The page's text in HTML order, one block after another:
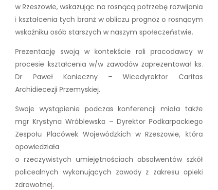
w Rzeszowie, wskazując na rosnącą potrzebę rozwijania
i kształcenia tych branż w obliczu prognoz o rosnącym
wskaźniku osób starszych w naszym społeczeństwie.
Prezentację swoją w kontekście roli pracodawcy w
procesie kształcenia w/w zawodów zaprezentował ks.
Dr Paweł Konieczny – Wicedyrektor Caritas
Archidiecezji Przemyskiej.
Swoje wystąpienie podczas konferencji miała także
mgr Krystyna Wróblewska – Dyrektor Podkarpackiego
Zespołu Placówek Wojewódzkich w Rzeszowie, która
opowiedziała
o rzeczywistych umiejętnościach absolwentów szkół
policealnych wykonujących zawody z zakresu opieki
zdrowotnej.